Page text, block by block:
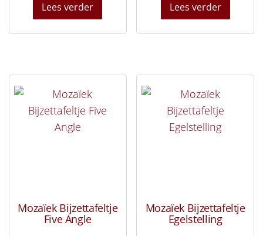
Lees verder Lees verder
Mozaïek Bijzettafeltje
Five Angle
Mozaïek Bijzettafeltje
Egelstelling